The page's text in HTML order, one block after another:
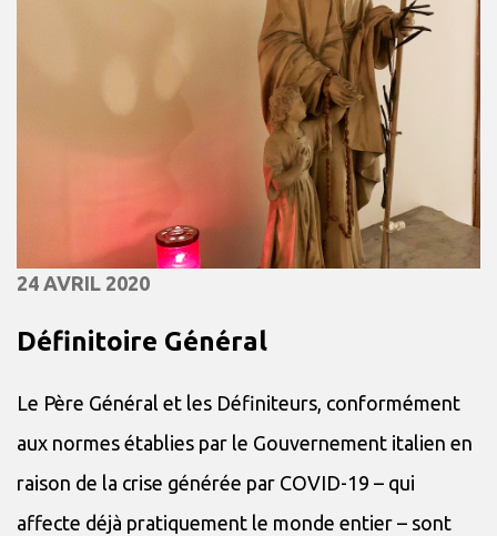
24 AVRIL 2020
Définitoire Général
Le Père Général et les Définiteurs, conformément
aux normes établies par le Gouvernement italien en
raison de la crise générée par COVID-19 – qui
affecte déjà pratiquement le monde entier – sont